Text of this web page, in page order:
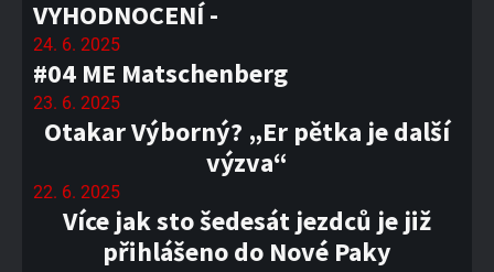
VYHODNOCENÍ -
24. 6. 2025
#04 ME Matschenberg
23. 6. 2025
Otakar Výborný? „Er pětka je další
výzva“
22. 6. 2025
Více jak sto šedesát jezdců je již
přihlášeno do Nové Paky